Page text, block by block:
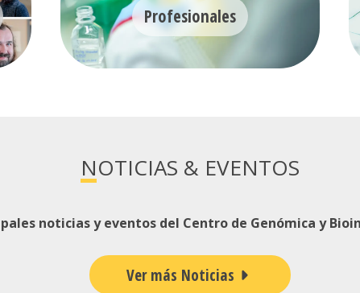
Profesionales
NOTICIAS & EVENTOS
noticias y eventos del Centro de Genómica y
Ver más Noticias